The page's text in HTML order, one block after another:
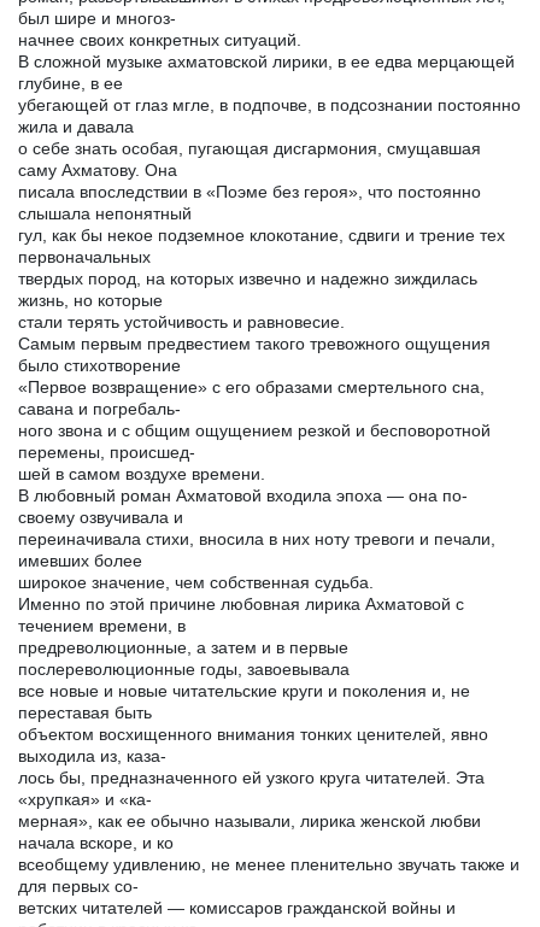
был шире и многоз-
начнее своих конкретных ситуаций.
В сложной музыке ахматовской лирики, в ее едва мерцающей
глубине, в ее
убегающей от глаз мгле, в подпочве, в подсознании постоянно
жила и давала
о себе знать особая, пугающая дисгармония, смущавшая
саму Ахматову. Она
писала впоследствии в «Поэме без героя», что постоянно
слышала непонятный
гул, как бы некое подземное клокотание, сдвиги и трение тех
первоначальных
твердых пород, на которых извечно и надежно зиждилась
жизнь, но которые
стали терять устойчивость и равновесие.
Самым первым предвестием такого тревожного ощущения
было стихотворение
«Первое возвращение» с его образами смертельного сна,
савана и погребаль-
ного звона и с общим ощущением резкой и бесповоротной
перемены, происшед-
шей в самом воздухе времени.
В любовный роман Ахматовой входила эпоха — она по-
своему озвучивала и
переиначивала стихи, вносила в них ноту тревоги и печали,
имевших более
широкое значение, чем собственная судьба.
Именно по этой причине любовная лирика Ахматовой с
течением времени, в
предреволюционные, а затем и в первые
послереволюционные годы, завоевывала
все новые и новые читательские круги и поколения и, не
переставая быть
объектом восхищенного внимания тонких ценителей, явно
выходила из, каза-
лось бы, предназначенного ей узкого круга читателей. Эта
«хрупкая» и «ка-
мерная», как ее обычно называли, лирика женской любви
начала вскоре, и ко
всеобщему удивлению, не менее пленительно звучать также и
для первых со-
ветских читателей — комиссаров гражданской войны и